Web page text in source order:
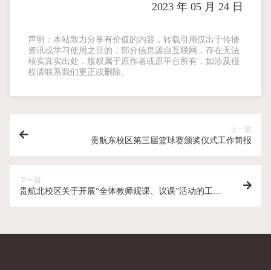
2023 年 05 月 24 日
声明：本站致力分享有价值的内容，转载引用仅出于传播
资讯或学习使用之目的，部分信息源自互联网，存在无法
核实真实出处，版权属于原作者或原平台所有，如涉及侵
权请联系我们更正或删除。
上一篇
贵航东校区第三届篮球赛颁奖仪式工作简报
下一篇
贵航北校区关于开展“全体教师观课、议课”活动的工作